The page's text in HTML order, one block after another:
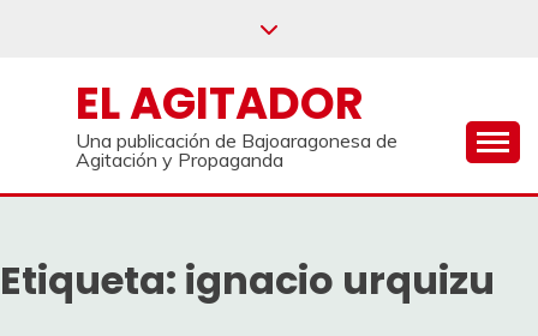
EL AGITADOR
Una publicación de Bajoaragonesa de
Agitación y Propaganda
Etiqueta: ignacio urquizu